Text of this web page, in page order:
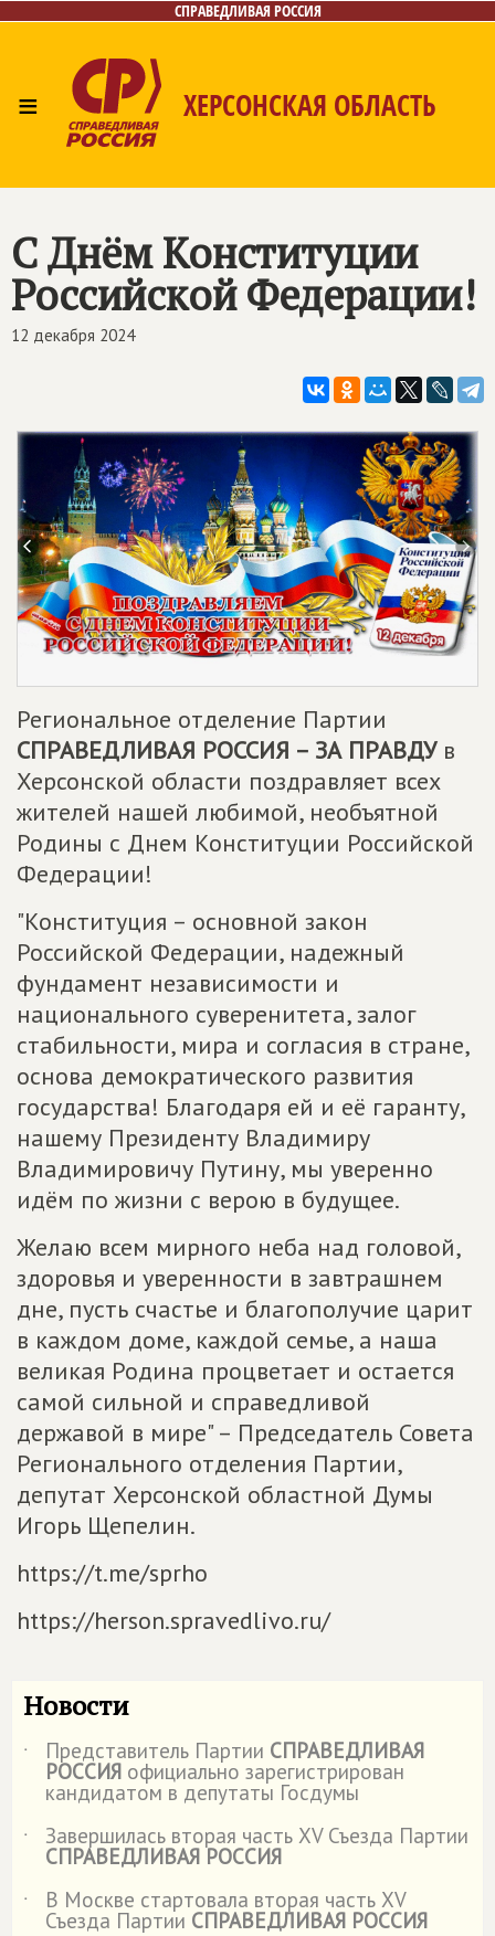
СПРАВЕДЛИВАЯ РОССИЯ
≡ ХЕРСОНСКАЯ ОБЛАСТЬ
С Днём Конституции
Российской Федерации!
12 декабря 2024
Региональное отделение Партии
СПРАВЕДЛИВАЯ РОССИЯ – ЗА ПРАВДУв
Херсонской области поздравляет всех
жителей нашей любимой, необъятной
Родины с Днем Конституции Российской
Федерации!
"Конституция – основной закон
Российской Федерации, надежный
фундамент независимости и
национального суверенитета, залог
стабильности, мира и согласия в стране,
основа демократического развития
государства! Благодаря ей и её гаранту,
нашему Президенту Владимиру
Владимировичу Путину, мы уверенно
идём по жизни с верою в будущее.
Желаю всем мирного неба над головой,
здоровья и уверенности в завтрашнем
дне, пусть счастье и благополучие царит
в каждом доме, каждой семье, а наша
великая Родина процветает и остается
самой сильной и справедливой
державой в мире" – Председатель Совета
Регионального отделения Партии,
депутат Херсонской областной Думы
Игорь Щепелин.
https://t.me/sprho
https://herson.spravedlivo.ru/
Новости
˙ Представитель Партии СПРАВЕДЛИВАЯ
РОССИЯ официально зарегистрирован
кандидатом в депутаты Госдумы
˙
Завершилась вторая часть XV Съезда Партии
СПРАВЕДЛИВАЯ РОССИЯ
˙
В Москве стартовала вторая часть XV
Съезда Партии СПРАВЕДЛИВАЯ РОССИЯ